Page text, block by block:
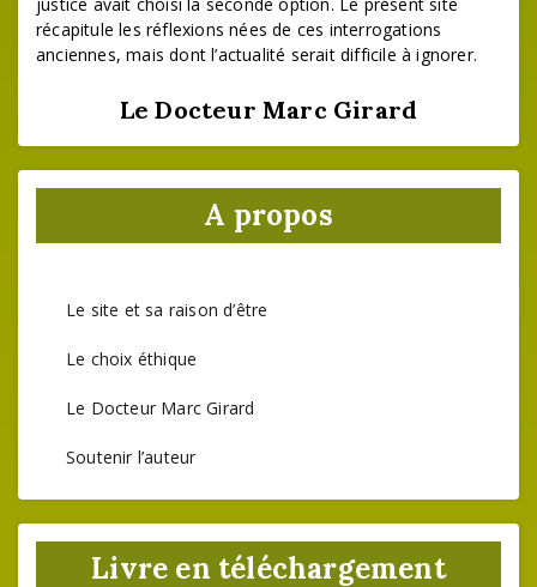
récapitule les réflexions nées de ces interrogations
anciennes, mais dont l’actualité serait difficile à ignorer.
Le Docteur Marc Girard
A propos
Le site et sa raison d’être
Le choix éthique
Le Docteur Marc Girard
Soutenir l’auteur
Livre en téléchargement